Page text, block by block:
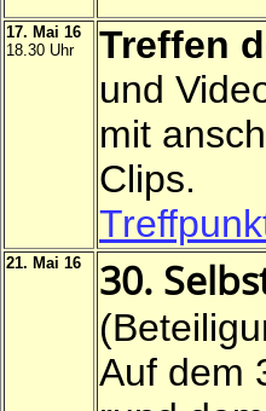
17. Mai 16
18.30 Uhr
Treffen
und
mit
Clips.
21. Mai 16 30.
Auf dem